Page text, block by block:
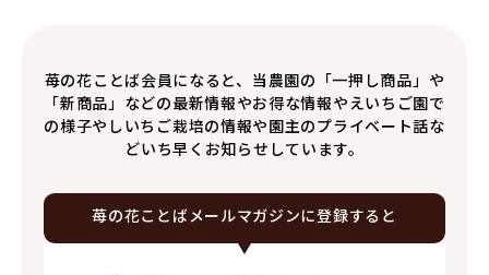
苺の花ことば会員になると、当農園の「一押し商品」や
「新商品」などの最新情報やお得な情報やえいちご園で
の様子やしいちご栽培の情報や園主のプライベート話な
どいち早くお知らせしています。
苺の花ことばメールマガジンに登録すると